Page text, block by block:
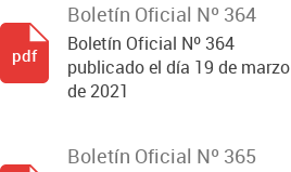
Boletín Oficial Nº 364
Boletín Oficial Nº 364
publicado el día 19 de marzo
de 2021
pdf
Boletín Oficial Nº 365